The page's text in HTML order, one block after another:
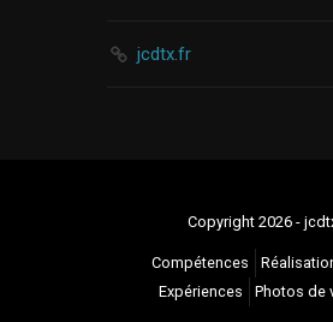
jcdtx.fr
Copyright 2026 -
Compétences
Expériences
Photos de